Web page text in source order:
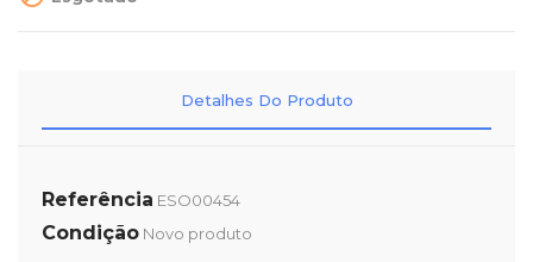
Detalhes Do Produto
Referência ESO00454
Condição Novo produto